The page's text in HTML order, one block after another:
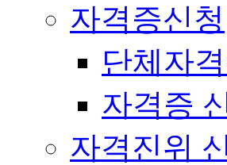
자격증신청
단체자
자격증
자격진위